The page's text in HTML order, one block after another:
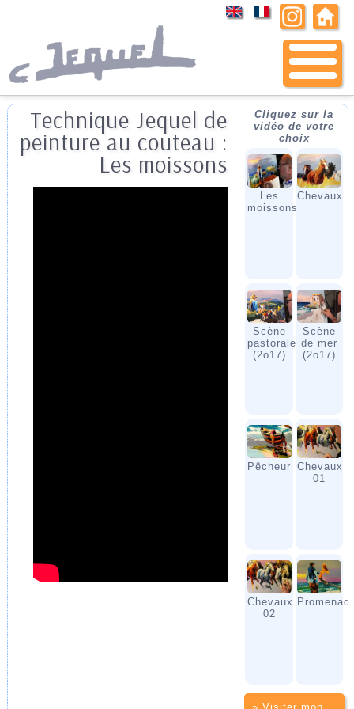
Technique Jequel de
peinture au couteau :
Les moissons
Cliquez sur la
vidéo de votre
choix
Les
moissons
Chevaux
Scène
pastorale
(2o17)
Scène
de mer
(2o17)
Pêcheur
Chevaux
01
Chevaux
02